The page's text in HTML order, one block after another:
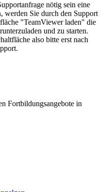
nötig sein eine
werden Sie durch den Support
"TeamViewer laden" die
und zu starten.
also bitte erst nach
Fortbildungsangebote in